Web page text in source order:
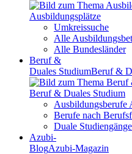
Ausbildungsplätze
Umkreissuche
Alle
Alle Bundesländer
Beruf &
Duales StudiumBeruf &
Beruf & Duales Studium
Ausbildungsberufe
Berufe nach
Duale Studiengänge
Azubi-
BlogAzubi-Magazin